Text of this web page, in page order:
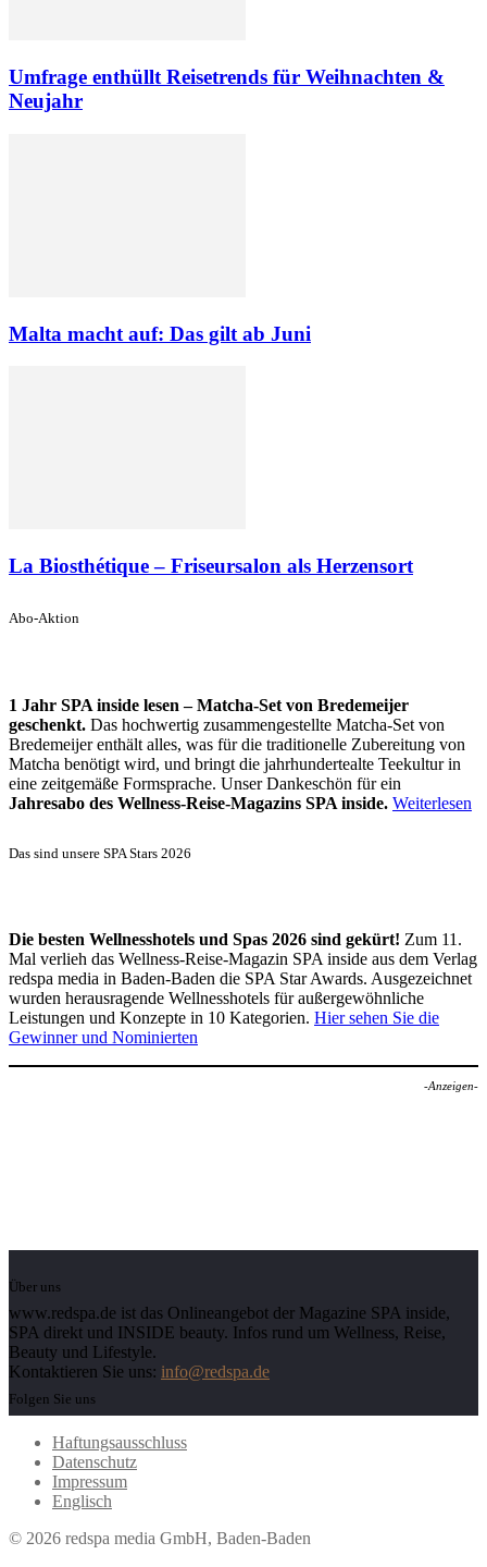
Umfrage enthüllt Reisetrends für Weihnachten &
Neujahr
Malta macht auf: Das gilt ab Juni
La Biosthétique – Friseursalon als Herzensort
Abo-Aktion
1 Jahr SPA inside lesen – Matcha-Set von Bredemeijer
geschenkt. Das hochwertig zusammengestellte Matcha-Set von
Bredemeijer enthält alles, was für die traditionelle Zubereitung von
Matcha benötigt wird, und bringt die jahrhundertealte Teekultur in
eine zeitgemäße Formsprache. Unser Dankeschön für ein
Jahresabo des Wellness-Reise-Magazins SPA inside. Weiterlesen
Das sind unsere SPA Stars 2026
Die besten Wellnesshotels und Spas 2026 sind gekürt! Zum 11.
Mal verlieh das Wellness-Reise-Magazin SPA inside aus dem Verlag
redspa media in Baden-Baden die SPA Star Awards. Ausgezeichnet
wurden herausragende Wellnesshotels für außergewöhnliche
Leistungen und Konzepte in 10 Kategorien. Hier sehen Sie die
Gewinner und Nominierten
-Anzeigen-
Über uns
www.redspa.de ist das Onlineangebot der Magazine SPA inside,
SPA direkt und INSIDE beauty. Infos rund um Wellness, Reise,
Beauty und Lifestyle.
Kontaktieren Sie uns: info@redspa.de
Folgen Sie uns
Haftungsausschluss
Datenschutz
Impressum
Englisch
© 2026 redspa media GmbH, Baden-Baden